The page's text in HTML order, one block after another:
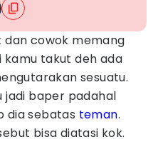
cowok memang
kamu takut deh ada
sesuatu.
jadi baper padahal
dia sebatas teman.
bisa diatasi kok.